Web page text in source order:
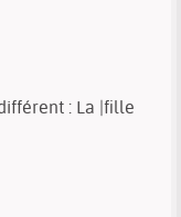
: La |fille